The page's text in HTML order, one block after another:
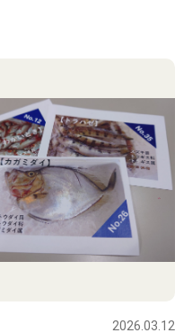
2026.03.12